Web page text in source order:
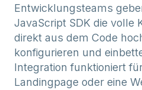
Entwicklungsteams
JavaScript SDK die volle
direkt aus dem Code
konfigurieren und
Integration funktioniert
Landingpage oder eine